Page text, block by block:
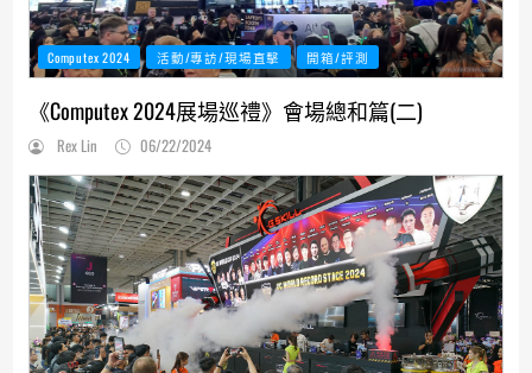
Computex 2024 活動/專訪/現場直擊 開箱/評測
《Computex 2024展場巡禮》會場總和篇(二)
Rex Lin 06/22/2024